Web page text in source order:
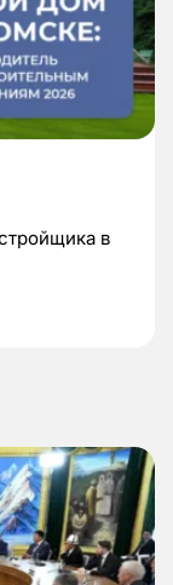
в